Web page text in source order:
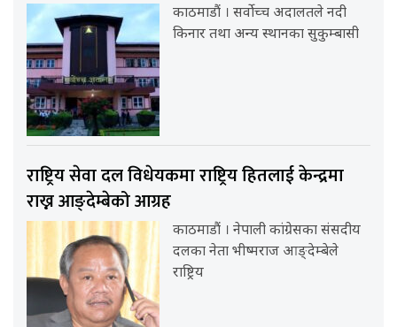
काठमाडौं । सर्वोच्च अदालतले नदी
किनार तथा अन्य स्थानका सुकुम्बासी
राष्ट्रिय सेवा दल विधेयकमा राष्ट्रिय हितलाई केन्द्रमा
राख्न आङ्देम्बेको आग्रह
काठमाडौं । नेपाली कांग्रेसका संसदीय
दलका नेता भीष्मराज आङ्देम्बेले
राष्ट्रिय